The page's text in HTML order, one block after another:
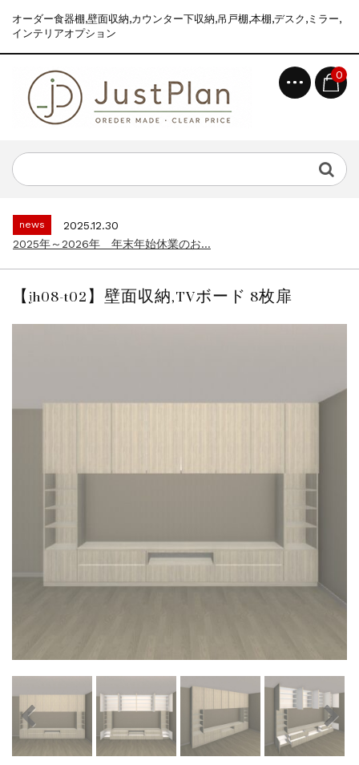
オーダー食器棚,壁面収納,カウンター下収納,吊戸棚,本棚,デスク,ミラー,
インテリアオプション
0
2025年～2026年 年末年始休業のお...
topics
2026.7.2
news
2025.12.30
2025年～2026年 年末年始休業のお...
news
2025.12.30
【jh08-t02】壁面収納,TVボード 8枚扉